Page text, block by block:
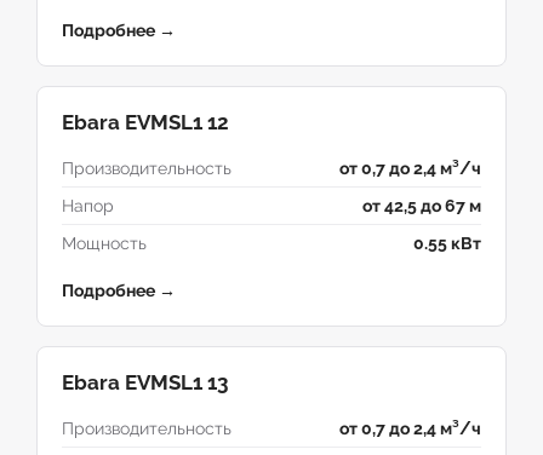
Подробнее →
Ebara EVMSL1 12
Производительность
от 0,7 до 2,4 м³/ч
Напор
от 42,5 до 67 м
Мощность
0.55 кВт
Подробнее →
Ebara EVMSL1 13
Производительность
от 0,7 до 2,4 м³/ч